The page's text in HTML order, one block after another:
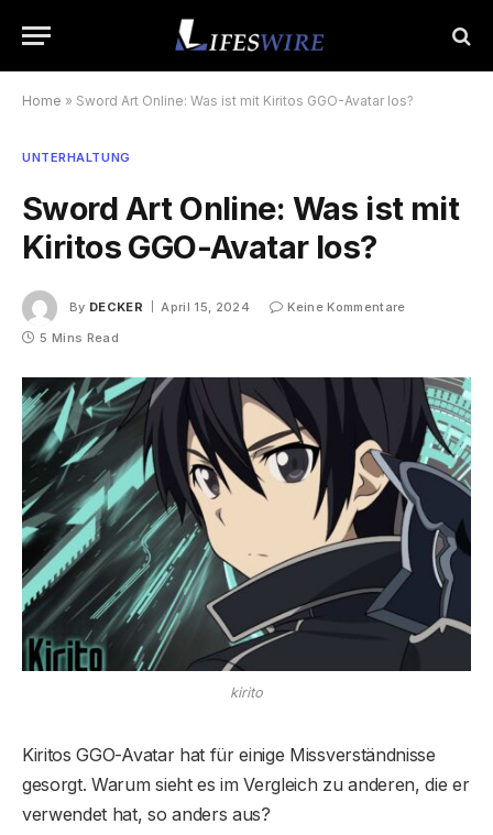
Home » Sword Art Online: Was ist mit Kiritos GGO-Avatar los?
UNTERHALTUNG
Sword Art Online: Was ist mit
Kiritos GGO-Avatar los?
By DECKER April 15, 2024
Keine Kommentare
5 Mins Read
kirito
Kiritos GGO-Avatar hat für einige Missverständnisse
gesorgt. Warum sieht es im Vergleich zu anderen, die er
verwendet hat, so anders aus?